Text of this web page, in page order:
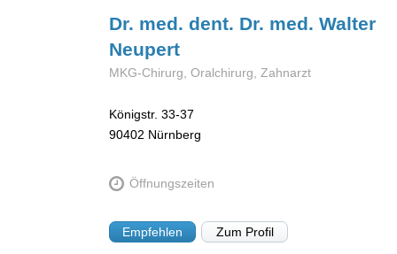
Dr. med. dent. Dr. med. Walter
Neupert
MKG-Chirurg, Oralchirurg, Zahnarzt
Königstr. 33-37
90402 Nürnberg
Öffnungszeiten
Empfehlen Zum Profil